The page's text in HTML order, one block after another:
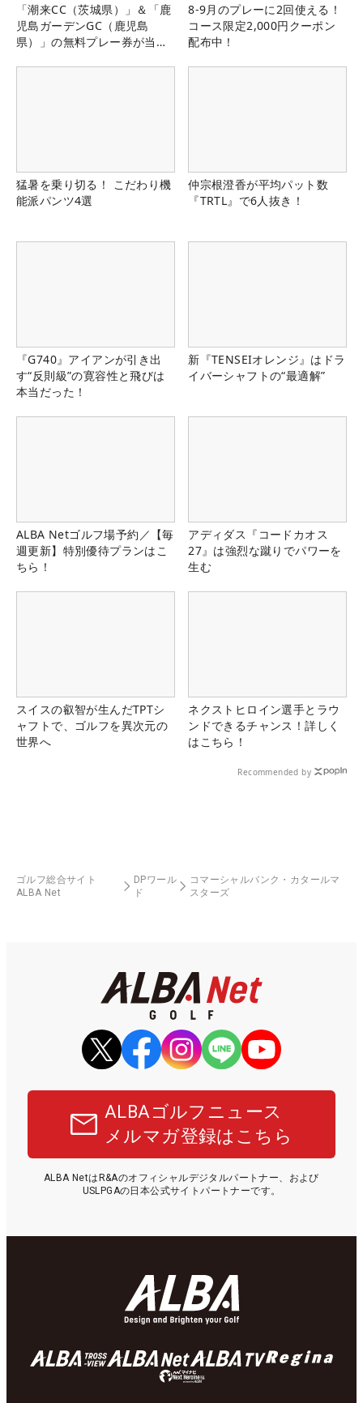
「潮来CC（茨城県）」＆「鹿
児島ガーデンGC（鹿児島
県）」の無料プレー券が当た
8-9月のプレーに2回使える！
コース限定2,000円クーポン
配布中！
猛暑を乗り切る！ こだわり機
能派パンツ4選
仲宗根澄香が平均パット数
『TRTL』で6人抜き！
『G740』アイアンが引き出
す“反則級”の寛容性と飛びは
本当だった！
新『TENSEIオレンジ』はドラ
イバーシャフトの“最適解”
ALBA Netゴルフ場予約／【毎
週更新】特別優待プランはこ
ちら！
アディダス『コードカオス
27』は強烈な蹴りでパワーを
生む
スイスの叡智が生んだTPTシ
ャフトで、ゴルフを異次元の
世界へ
ネクストヒロイン選手とラウ
ンドできるチャンス！詳しく
はこちら！
Recommended by
ゴルフ総合サイト
ALBA Net
DPワール
ド
コマーシャルバンク・カタールマ
スターズ
ALBAゴルフニュース
メルマガ登録はこちら
ALBA NetはR&Aのオフィシャルデジタルパートナー、および
USLPGAの日本公式サイトパートナーです。